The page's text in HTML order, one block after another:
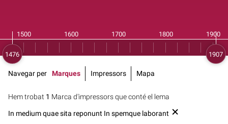
Hem trobat 1 Marca d'impressors que conté el lema
In medium quae sita reponunt In spemque laborant
Navegar per Marques Impressors Mapa